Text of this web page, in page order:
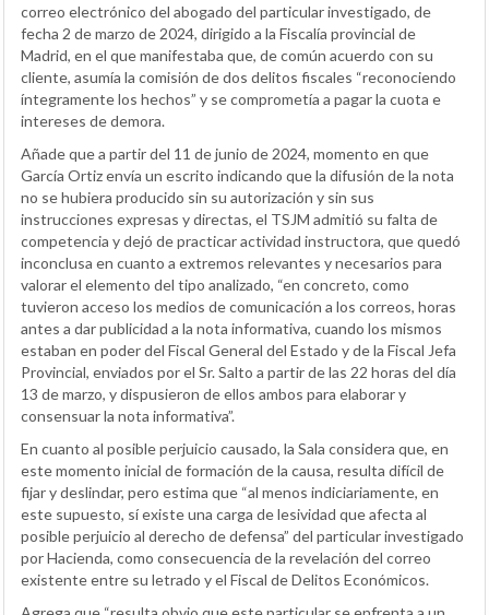
correo electrónico del abogado del particular investigado, de
fecha 2 de marzo de 2024, dirigido a la Fiscalía provincial de
Madrid, en el que manifestaba que, de común acuerdo con su
cliente, asumía la comisión de dos delitos fiscales “reconociendo
íntegramente los hechos” y se comprometía a pagar la cuota e
intereses de demora.
Añade que a partir del 11 de junio de 2024, momento en que
García Ortiz envía un escrito indicando que la difusión de la nota
no se hubiera producido sin su autorización y sin sus
instrucciones expresas y directas, el TSJM admitió su falta de
competencia y dejó de practicar actividad instructora, que quedó
inconclusa en cuanto a extremos relevantes y necesarios para
valorar el elemento del tipo analizado, “en concreto, como
tuvieron acceso los medios de comunicación a los correos, horas
antes a dar publicidad a la nota informativa, cuando los mismos
estaban en poder del Fiscal General del Estado y de la Fiscal Jefa
Provincial, enviados por el Sr. Salto a partir de las 22 horas del día
13 de marzo, y dispusieron de ellos ambos para elaborar y
consensuar la nota informativa”.
En cuanto al posible perjuicio causado, la Sala considera que, en
este momento inicial de formación de la causa, resulta difícil de
fijar y deslindar, pero estima que “al menos indiciariamente, en
este supuesto, sí existe una carga de lesividad que afecta al
posible perjuicio al derecho de defensa” del particular investigado
por Hacienda, como consecuencia de la revelación del correo
existente entre su letrado y el Fiscal de Delitos Económicos.